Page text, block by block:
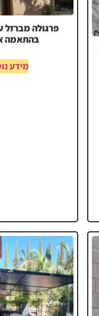
פרגולה מברזל
בהתאמה
מידע